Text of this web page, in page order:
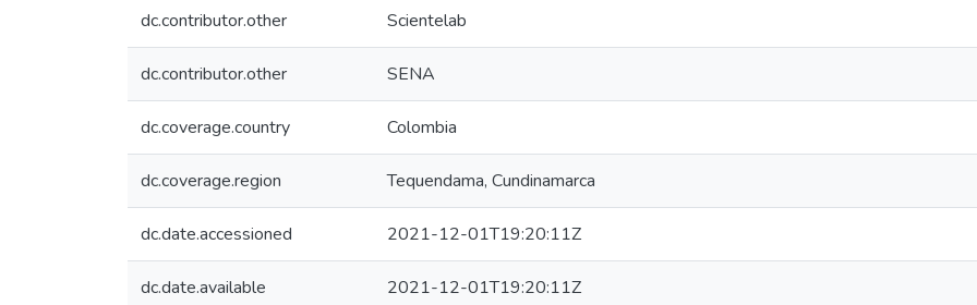
dc.contributor.other Scientelab
dc.contributor.other SENA
dc.coverage.country Colombia
dc.coverage.region Tequendama, Cundinamarca
dc.date.accessioned 2021-12-01T19:20:11Z
dc.date.available 2021-12-01T19:20:11Z